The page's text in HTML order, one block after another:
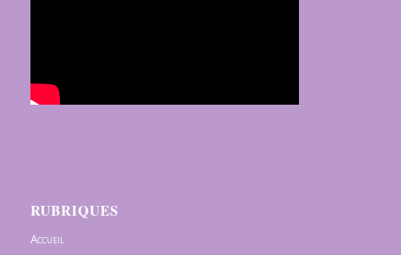
RUBRIQUES
Accueil